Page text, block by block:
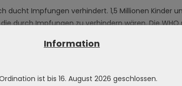
ducht Impfungen verhindert. 1,5 Millionen Kinder
durch Impfungen zu verhindern wären. Die WHO
Gesundheit im Jahr 2019“. Viele Erkrankungen
Information
ist bis 16. August 2026 geschlossen.